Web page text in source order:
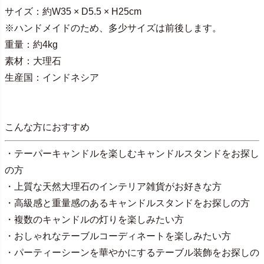
サイズ：約W35 × D5.5 × H25cm
※ハンドメイドのため、多少サイズは前後します。
重量：約4kg
素材：大理石
生産国：インドネシア
こんな方におすすめ
・テーパーキャンドルを楽しむキャンドルスタンドをお探し
の方
・上質な天然大理石のインテリア雑貨がお好きな方
・高級感と重量感のあるキャンドルスタンドをお探しの方
・複数のキャンドルの灯りを楽しみたい方
・おしゃれなテーブルコーディネートを楽しみたい方
・パーティーシーンを華やかにするテーブル装飾をお探しの